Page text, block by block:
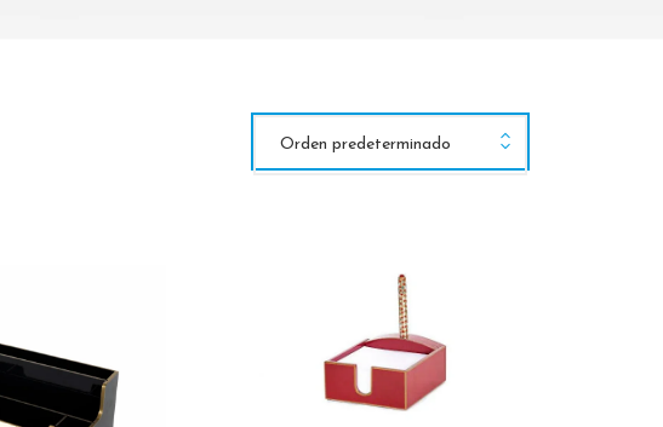
Orden predeterminado